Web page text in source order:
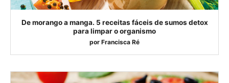
De morango a manga. 5 receitas fáceis de sumos detox
para limpar o organismo
por Francisca Ré